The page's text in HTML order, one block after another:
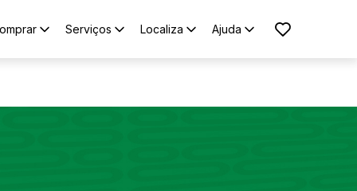
Serviços Localiza Ajuda